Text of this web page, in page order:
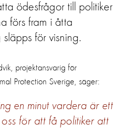
ödesfrågor till politiker
förs fram i åtta
för visning.
projektansvarig för
Protection Sverige, säger:
en minut vardera är ett
för att få politiker att